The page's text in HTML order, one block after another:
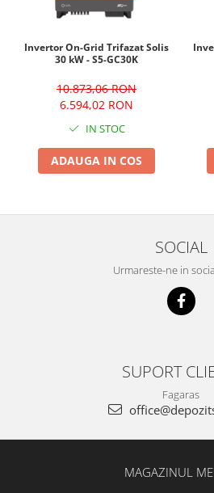
Invertor On-Grid Trifazat Solis
30 kW - S5-GC30K
10.873,06 RON
6.594,02 RON
IN STOC
ADAUGA IN COS
SOCIAL
Urmareste-ne in
SUPORT
Fagaras
MAGAZINUL